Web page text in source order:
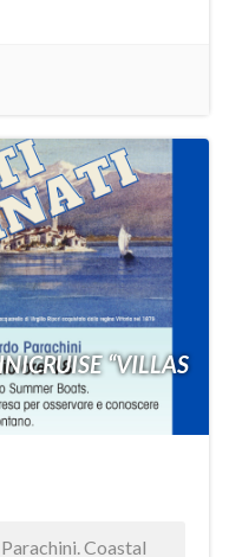
“VILLAS
Coastal